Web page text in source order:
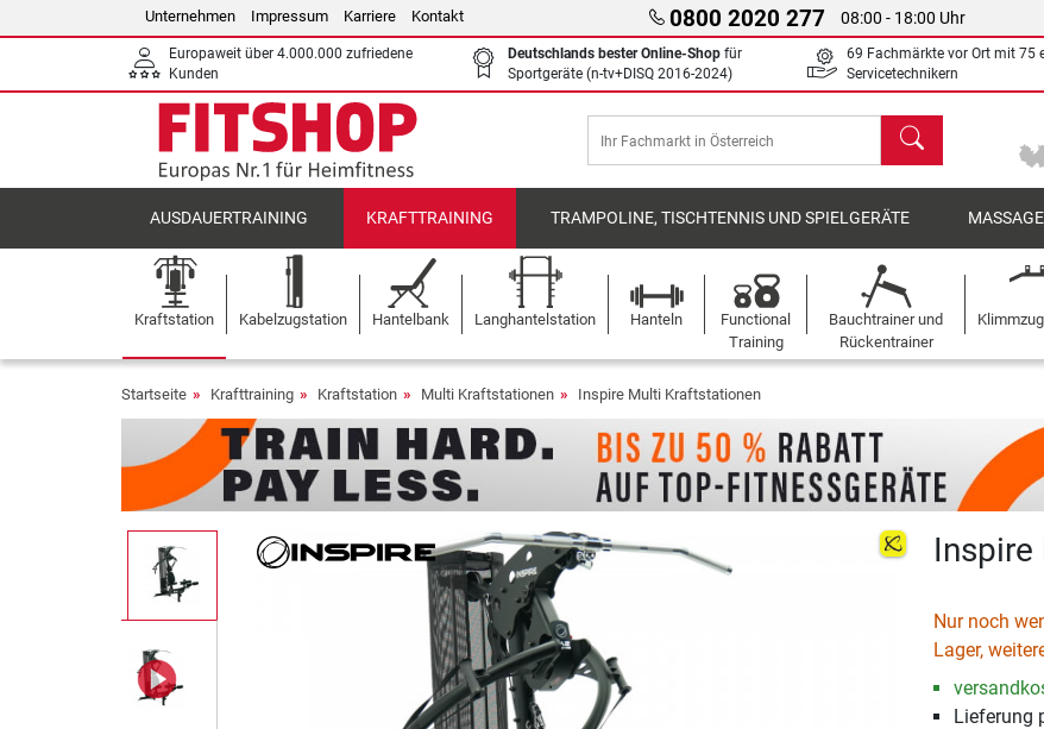
Unternehmen Impressum Karriere Kontakt 0800 2020 277 08:00 - 18:00 Uhr
Europaweit über 4.000.000 zufriedene
Kunden
Deutschlands bester Online-Shop für
Sportgeräte (n-tv+DISQ 2016-2024)
69 Fachmärkte vor Ort mit 75
Servicetechnikern
Suchen
AUSDAUERTRAINING KRAFTTRAINING TRAMPOLINE, TISCHTENNIS UND SPIELGERÄTE
Kraftstation Kabelzugstation Hantelbank Langhantelstation Hanteln
Functional
Training
Bauchtrainer und
Rückentrainer
Startseite Krafttraining Kraftstation Multi Kraftstationen Inspire Multi Kraftstationen
Nur noch
Lager,
Lieferung